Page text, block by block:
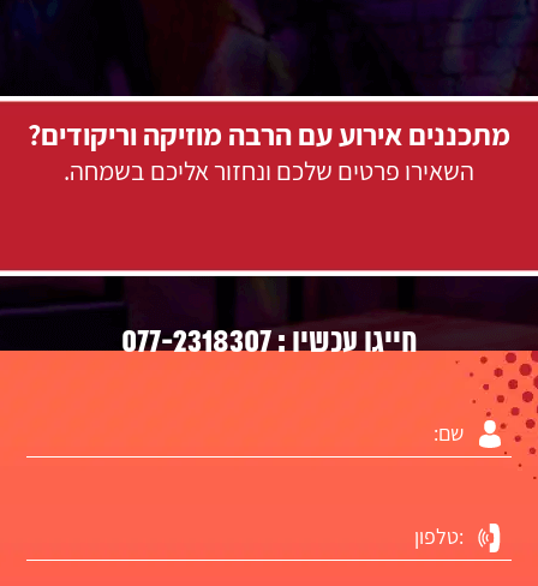
מתכננים אירוע עם הרבה מוזיקה וריקודים?
השאירו פרטים שלכם ונחזור אליכם בשמחה.
חייגו עכשיו :077-2318307